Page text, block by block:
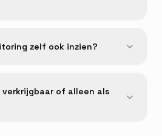
zelf ook inzien?
of alleen als